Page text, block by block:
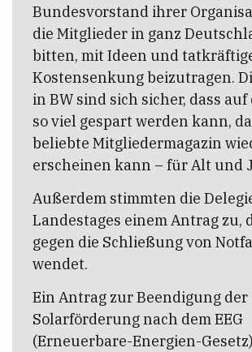
Bundesvorstand ihrer
die Mitglieder in ganz
bitten, mit Ideen und
Kostensenkung beizutragen.
in BW sind sich sicher, dass auf
so viel gespart werden kann,
beliebte Mitgliedermagazin
erscheinen kann – für Alt und
Außerdem stimmten die
Landestages einem Antrag zu,
gegen die Schließung von
wendet.
Ein Antrag zur Beendigung der
Solarförderung nach dem EEG
(Erneuerbare-Energien-